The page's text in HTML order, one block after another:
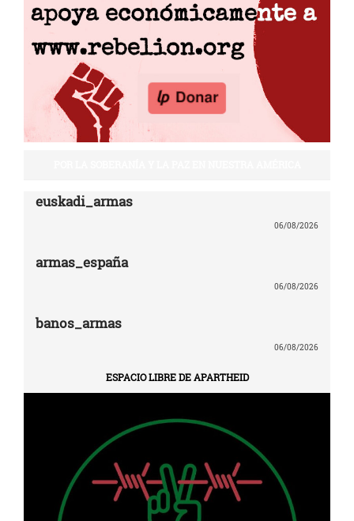
euskadi_armas
06/08/2026
armas_españa
06/08/2026
banos_armas
06/08/2026
ESPACIO LIBRE DE APARTHEID